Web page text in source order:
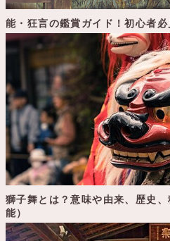
能・狂言の鑑賞ガイド！初心者
獅子舞とは？意味や由来、歴史
能）